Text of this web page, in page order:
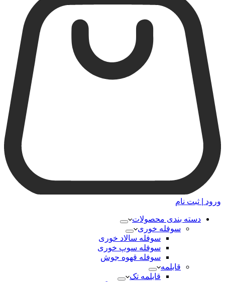
ورود | ثبت نام
دسته بندی محصولات
سوفله خوری
سوفله سالاد خوری
سوفله سوپ خوری
سوفله قهوه جوش
قابلمه
قابلمه تک